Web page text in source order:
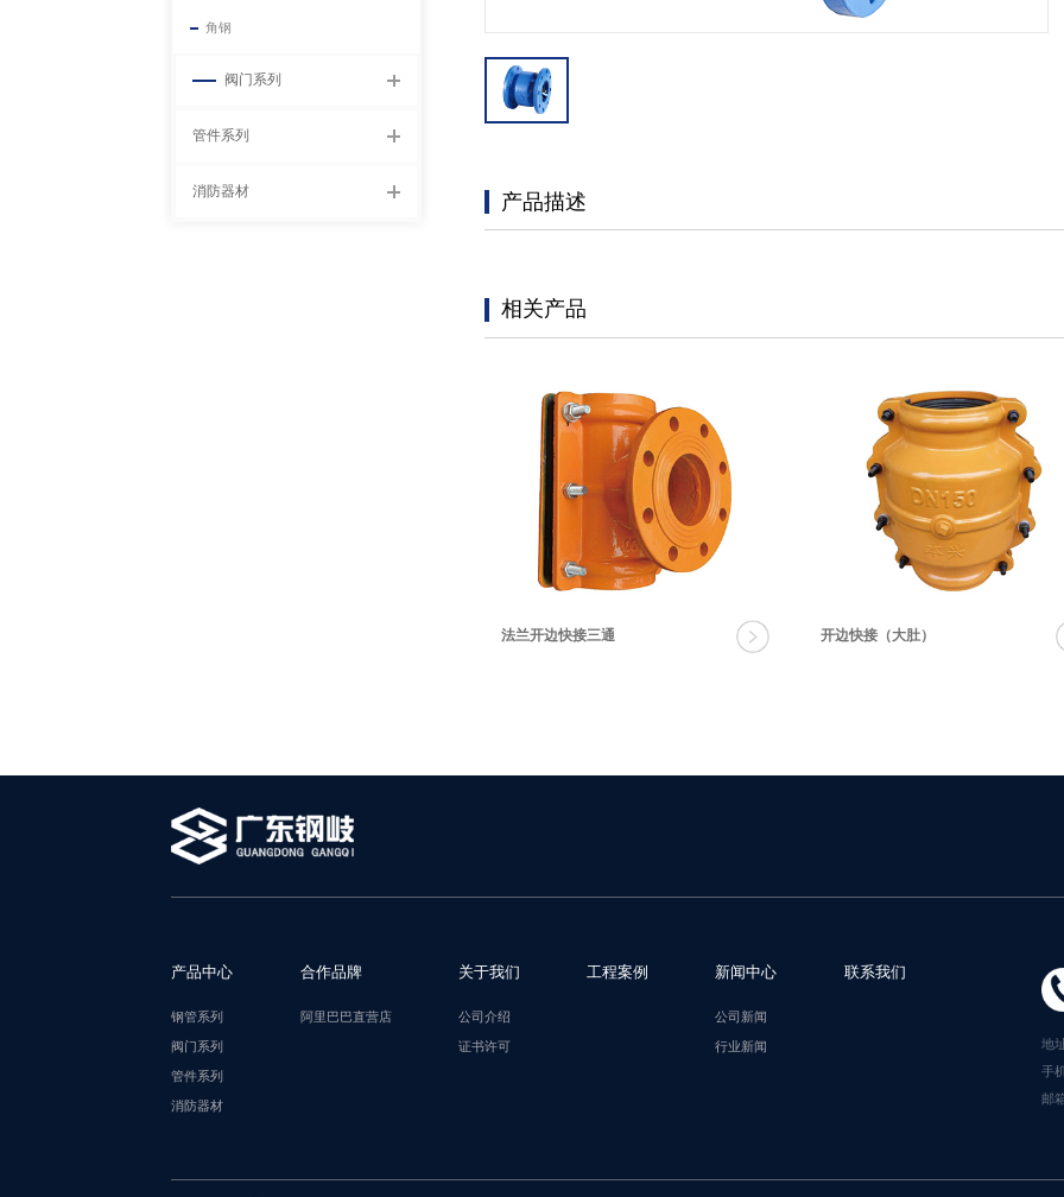
角钢
阀门系列
管件系列
消防器材 产品描述
相关产品
法兰开边快接三通 开边快接（大肚）
产品中心
钢管系列
阀门系列
管件系列
消防器材
合作品牌
阿里巴巴直营店
关于我们
公司介绍
证书许可
工程案例 新闻中心
公司新闻
行业新闻
联系我们
地
手
邮